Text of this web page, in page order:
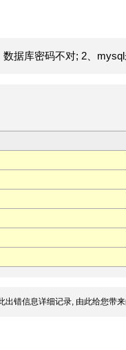
据库密码不对; 2、mysql
出错信息详细记录, 由此给您带